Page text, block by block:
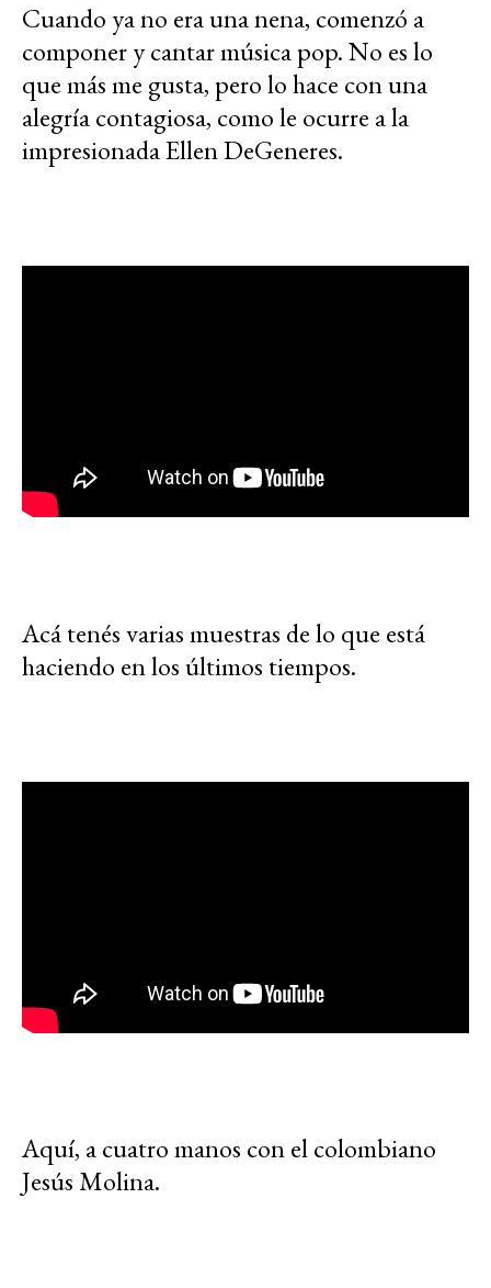
Cuando ya no era una nena, comenzó a
componer y cantar música pop. No es lo
que más me gusta, pero lo hace con una
alegría contagiosa, como le ocurre a la
impresionada Ellen DeGeneres.
Acá tenés varias muestras de lo que está
haciendo en los últimos tiempos.
Aquí, a cuatro manos con el colombiano
Jesús Molina.